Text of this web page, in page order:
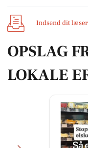
Indsend dit
OPSLAG
LOKALE